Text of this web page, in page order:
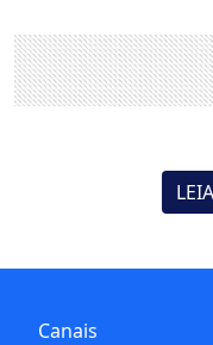
Canais